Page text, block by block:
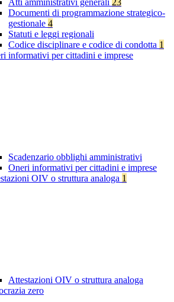
Atti amministrativi generali 23
Documenti di programmazione strategico-
gestionale 4
Statuti e leggi regionali
Codice disciplinare e codice di condotta 1
informativi per cittadini e imprese
Scadenzario obblighi amministrativi
Oneri informativi per cittadini e imprese
OIV o struttura analoga 1
Attestazioni OIV o struttura analoga
zero